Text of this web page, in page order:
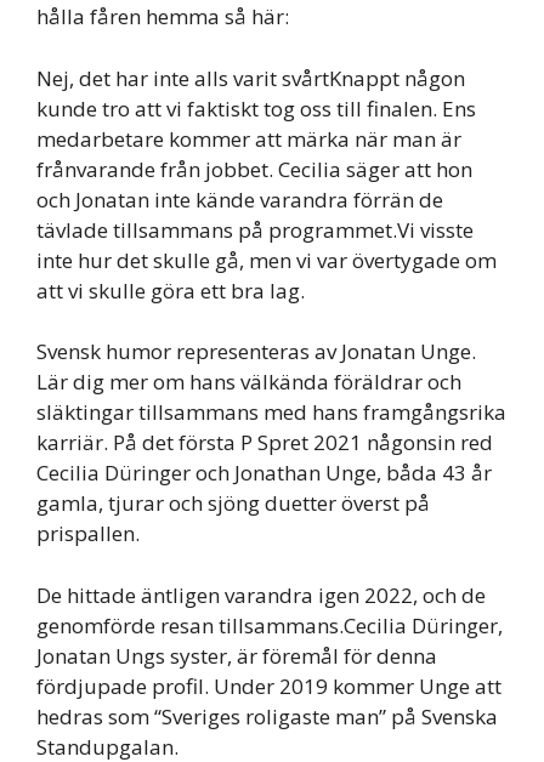
hålla fåren hemma så här:
Nej, det har inte alls varit svårtKnappt någon
kunde tro att vi faktiskt tog oss till finalen. Ens
medarbetare kommer att märka när man är
frånvarande från jobbet. Cecilia säger att hon
och Jonatan inte kände varandra förrän de
tävlade tillsammans på programmet.Vi visste
inte hur det skulle gå, men vi var övertygade om
att vi skulle göra ett bra lag.
Svensk humor representeras av Jonatan Unge.
Lär dig mer om hans välkända föräldrar och
släktingar tillsammans med hans framgångsrika
karriär. På det första P Spret 2021 någonsin red
Cecilia Düringer och Jonathan Unge, båda 43 år
gamla, tjurar och sjöng duetter överst på
prispallen.
De hittade äntligen varandra igen 2022, och de
genomförde resan tillsammans.Cecilia Düringer,
Jonatan Ungs syster, är föremål för denna
fördjupade profil. Under 2019 kommer Unge att
hedras som “Sveriges roligaste man” på Svenska
Standupgalan.